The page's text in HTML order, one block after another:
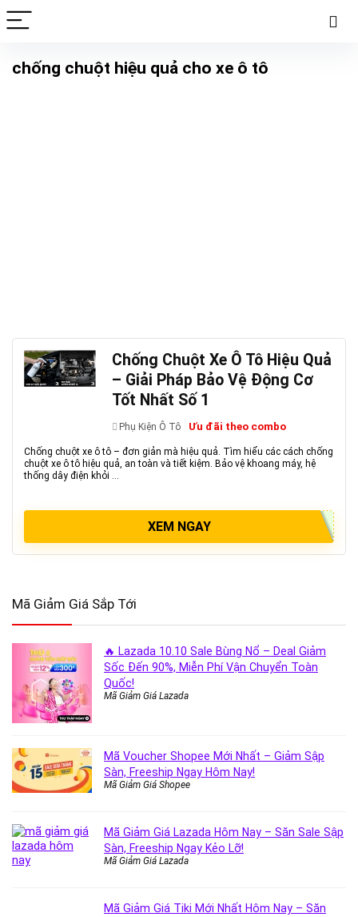
chống chuột hiệu quả cho xe ô tô
Chống Chuột Xe Ô Tô Hiệu Quả
– Giải Pháp Bảo Vệ Động Cơ
Tốt Nhất Số 1
Phụ Kiện Ô Tô Ưu đãi theo combo
Chống chuột xe ô tô – đơn giản mà hiệu quả. Tìm hiểu các cách chống
chuột xe ô tô hiệu quả, an toàn và tiết kiệm. Bảo vệ khoang máy, hệ
thống dây điện khỏi ...
XEM NGAY
Mã Giảm Giá Sắp Tới
🔥 Lazada 10.10 Sale Bùng Nổ – Deal Giảm
Sốc Đến 90%, Miễn Phí Vận Chuyển Toàn
Quốc!
Mã Giảm Giá Lazada
Mã Voucher Shopee Mới Nhất – Giảm Sập
Sàn, Freeship Ngay Hôm Nay!
Mã Giảm Giá Shopee
Mã Giảm Giá Lazada Hôm Nay – Săn Sale Sập
Sàn, Freeship Ngay Kẻo Lỡ!
Mã Giảm Giá Lazada
Mã Giảm Giá Tiki Mới Nhất Hôm Nay – Săn